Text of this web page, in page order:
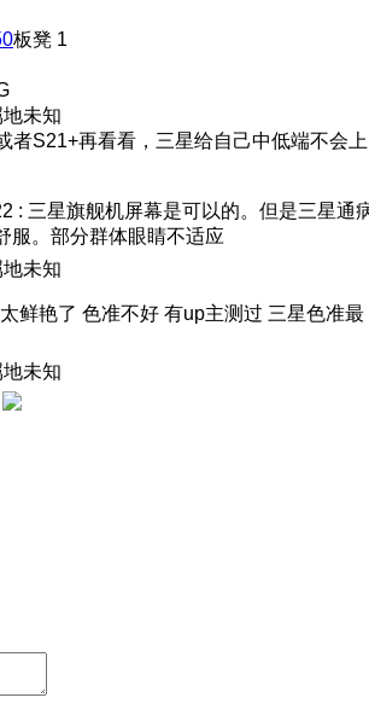
板凳 1
地未知
者S21+再看看，三星给自己中低端不会上
: 三星旗舰机屏幕是可以的。但是三星通
服。部分群体眼睛不适应
地未知
鲜艳了 色准不好 有up主测过 三星色准最
地未知